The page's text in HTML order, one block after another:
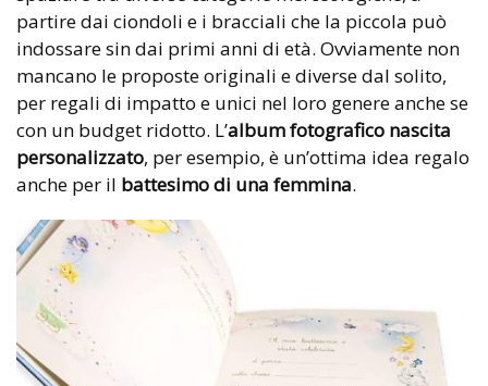
partire dai ciondoli e i bracciali che la piccola può
indossare sin dai primi anni di età. Ovviamente non
mancano le proposte originali e diverse dal solito,
per regali di impatto e unici nel loro genere anche se
con un budget ridotto. L’album fotografico nascita
personalizzato, per esempio, è un’ottima idea regalo
anche per il battesimo di una femmina.